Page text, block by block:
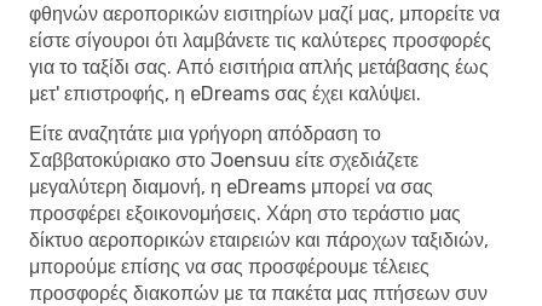
φθηνών αεροπορικών εισιτηρίων μαζί μας, μπορείτε να
είστε σίγουροι ότι λαμβάνετε τις καλύτερες προσφορές
για το ταξίδι σας. Από εισιτήρια απλής μετάβασης έως
μετ' επιστροφής, η eDreams σας έχει καλύψει.
Είτε αναζητάτε μια γρήγορη απόδραση το
Σαββατοκύριακο στο Joensuu είτε σχεδιάζετε
μεγαλύτερη διαμονή, η eDreams μπορεί να σας
προσφέρει εξοικονομήσεις. Χάρη στο τεράστιο μας
δίκτυο αεροπορικών εταιρειών και πάροχων ταξιδιών,
μπορούμε επίσης να σας προσφέρουμε τέλειες
προσφορές διακοπών με τα πακέτα μας πτήσεων συν